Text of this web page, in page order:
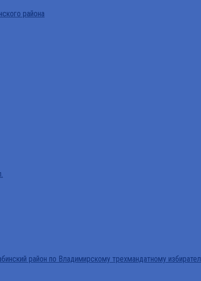
района
район по Владимирскому трехмандатному